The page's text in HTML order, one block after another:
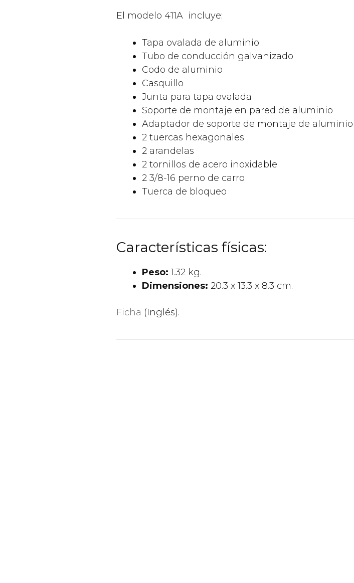
El modelo 411A incluye:
Tapa ovalada de aluminio
Tubo de conducción galvanizado
Codo de aluminio
Casquillo
Junta para tapa ovalada
Soporte de montaje en pared de aluminio
Adaptador de soporte de montaje de aluminio
2 tuercas hexagonales
2 arandelas
2 tornillos de acero inoxidable
2 3/8-16 perno de carro
Tuerca de bloqueo
Características físicas:
Peso: 1.32 kg.
Dimensiones: 20.3 x 13.3 x 8.3 cm.
Ficha (Inglés).